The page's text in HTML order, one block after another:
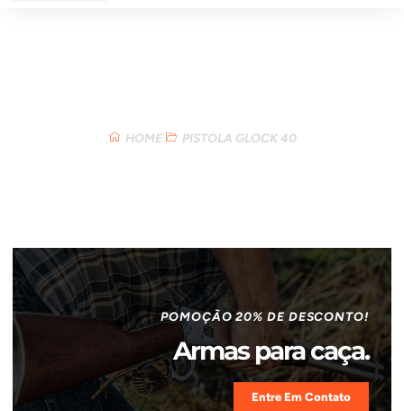
HOME PISTOLA GLOCK 40
POMOÇÃO 20% DE DESCONTO!
Armas para caça.
Entre Em Contato